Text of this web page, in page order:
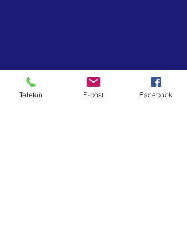
Telefon E-post Facebook